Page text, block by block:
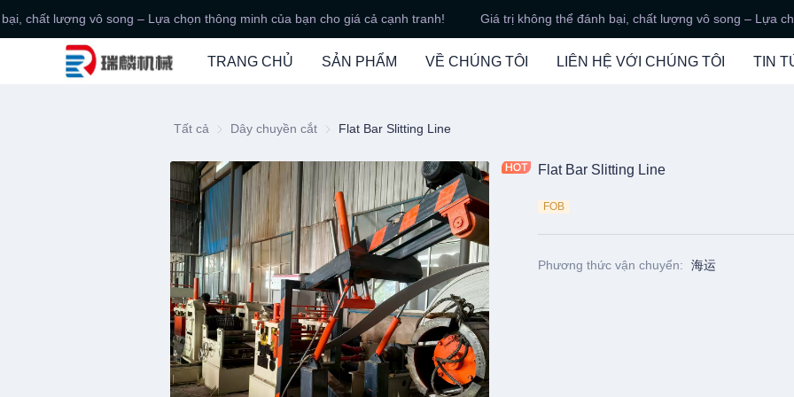
chất lượng vô song – Lựa chọn thông minh của bạn cho giá cả cạnh tranh! Giá trị không thể đánh bại, chất lượng vô song – Lựa
Giá trị không thể đánh bại,
TRANG CHỦ SẢN PHẨM VỀ CHÚNG TÔI LIÊN HỆ VỚI CHÚNG TÔI TIN
Tất cả Dây chuyền cắt Dây chuyền cắt
Flat Bar Slitting Line
Flat Bar Slitting Line
FOB
Phương thức vận chuyển: 海运